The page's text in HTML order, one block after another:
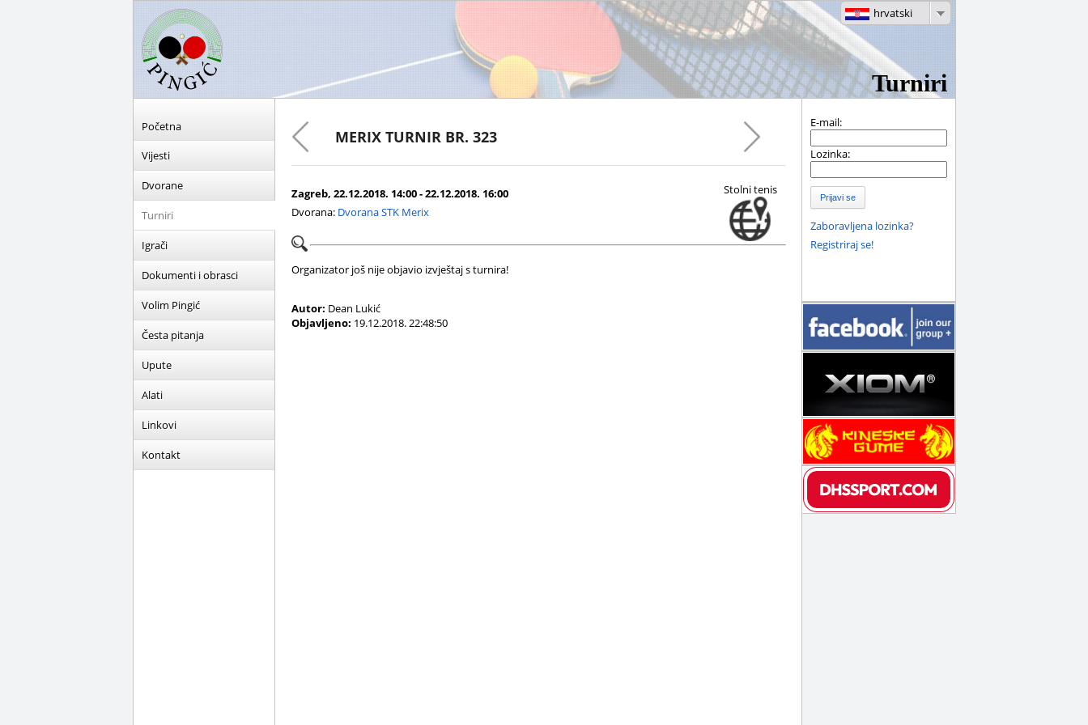
Turniri
hrvatski
Početna
Vijesti
Dvorane
Turniri
Igrači
Dokumenti i obrasci
Volim Pingić
Česta pitanja
Upute
Alati
Linkovi
Kontakt
MERIX TURNIR BR. 323
Zagreb, 22.12.2018. 14:00 - 22.12.2018. 16:00
Dvorana: Dvorana STK Merix
Stolni tenis
Organizator još nije objavio izvještaj s turnira!
Autor: Dean Lukić
Objavljeno: 19.12.2018. 22:48:50
E-mail:
Lozinka:
Prijavi se
Zaboravljena lozinka?
Registriraj se!